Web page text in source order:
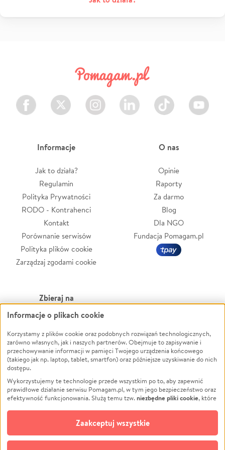
Facebook Twitter Instagram LinkedIn TikTok Youtube
Informacje
Jak to działa?
Regulamin
Polityka Prywatności
RODO - Kontrahenci
Kontakt
Porównanie serwisów
Polityka plików cookie
Zarządzaj zgodami cookie
O nas
Opinie
Raporty
Za darmo
Blog
Dla NGO
Fundacja Pomagam.pl
Zbieraj na
Leczenie
Zwierzęta
Pożar
Ukraina
Pomoc Finansowa
Projekty
Pogrzeb
Społeczność lokalna
Kultura
Powódź
Wichura
NGO
Edukacja
Podróż
Impreza
Ochrona środowiska
Biznes
Informacje o plikach cookie
Korzystamy z plików cookie oraz podobnych rozwiązań technologicznych,
zarówno własnych, jak i naszych partnerów. Obejmuje to zapisywanie i
przechowywanie informacji w pamięci Twojego urządzenia końcowego
(takiego jak np. laptop, tablet, smartfon) oraz późniejsze uzyskiwanie do nich
dostępu.
Wykorzystujemy te technologie przede wszystkim po to, aby zapewnić
prawidłowe działanie serwisu Pomagam.pl, w tym jego bezpieczeństwo oraz
efektywność funkcjonowania. Służą temu tzw.niezbędne pliki cookie, które
opcjonalnych plików cookie
technologii do celów analitycznych i retargetingowych. Możesz wyrazić
zgodę na ich stosowanie lub jej odmówić. W dowolnym momencie masz
możliwość zmiany swoich preferencji na stronie „Zarządzaj zgodami cookie”,
Zaakceptuj wszystkie